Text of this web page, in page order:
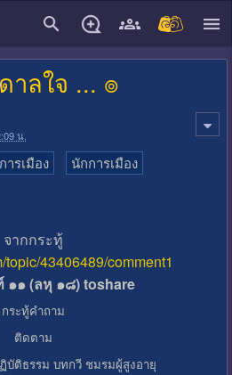
ลใจ ... ๏
น.
การเมือง
นักการเมือง
จากกระทู้
topic/43406489/comment1
๑๑ (ลหุ ๑๘) toshare
กระทู้คำถาม
ติดตาม
ติธรรม บทกวี ชมรมผู้สูงอายุ
close